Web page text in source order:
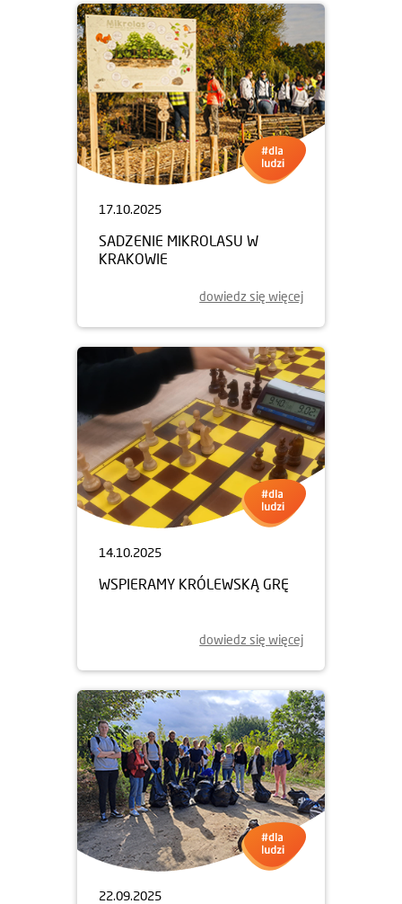
17.10.2025
SADZENIE MIKROLASU W
KRAKOWIE
dowiedz się więcej
14.10.2025
WSPIERAMY KRÓLEWSKĄ GRĘ
dowiedz się więcej
22.09.2025